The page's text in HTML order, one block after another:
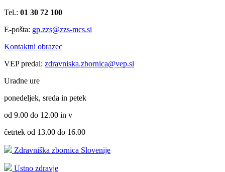
Tel.: 01 30 72 100
E-pošta: gp.zzs@zzs-mcs.si
Kontaktni obrazec
VEP predal: zdravniska.zbornica@vep.si
Uradne ure
ponedeljek, sreda in petek
od 9.00 do 12.00 in v
četrtek od 13.00 do 16.00
Zdravniška zbornica Slovenije
Ustno zdravje